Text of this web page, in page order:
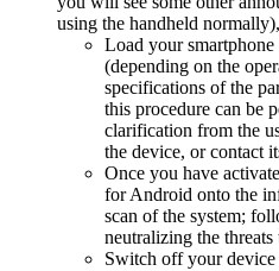
using the handheld
Load your
(depending on the
specifications of the
this procedure can be
clarification from the
the device, or contact
Once you have
for Android onto the
scan of the system;
neutralizing the threats
Switch off your device